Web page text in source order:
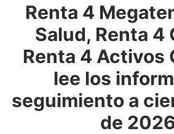
Renta 4
Salud, Renta 4
Renta 4 Activos
lee los
seguimiento a
de